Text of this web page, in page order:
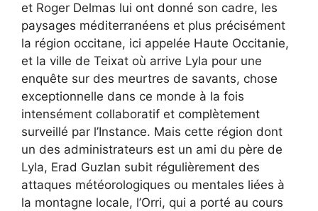
et Roger Delmas lui ont donné son cadre, les
paysages méditerranéens et plus précisément
la région occitane, ici appelée Haute Occitanie,
et la ville de Teixat où arrive Lyla pour une
enquête sur des meurtres de savants, chose
exceptionnelle dans ce monde à la fois
intensément collaboratif et complètement
surveillé par l’Instance. Mais cette région dont
un des administrateurs est un ami du père de
Lyla, Erad Guzlan subit régulièrement des
attaques météorologiques ou mentales liées à
la montagne locale, l’Orri, qui a porté au cours